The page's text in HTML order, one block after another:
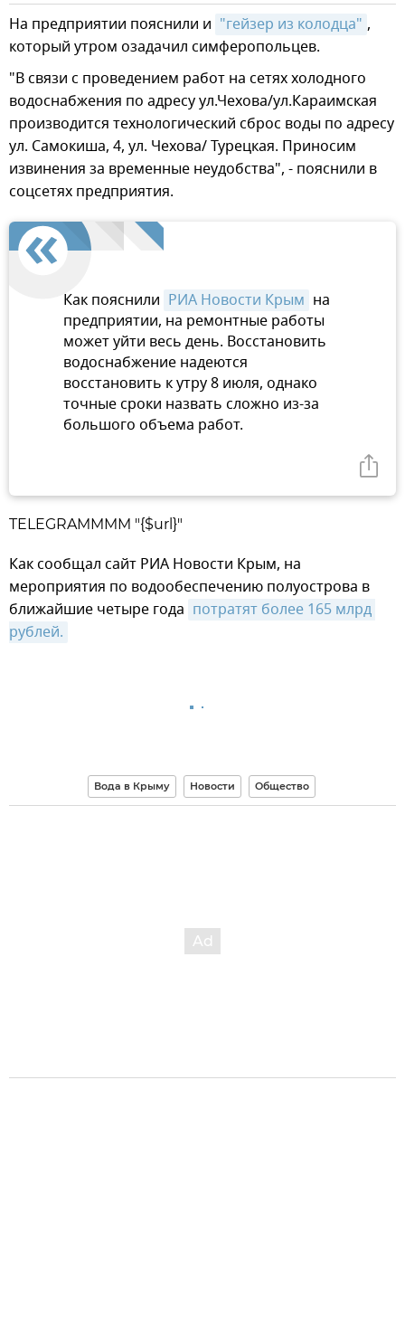
На предприятии пояснили и "гейзер из колодца" ,
который утром озадачил симферопольцев.
"В связи с проведением работ на сетях холодного
водоснабжения по адресу ул.Чехова/ул.Караимская
производится технологический сброс воды по адресу
ул. Самокиша, 4, ул. Чехова/ Турецкая. Приносим
извинения за временные неудобства", - пояснили в
соцсетях предприятия.
Как пояснили РИА Новости Крым на
предприятии, на ремонтные работы
может уйти весь день. Восстановить
водоснабжение надеются
восстановить к утру 8 июля, однако
точные сроки назвать сложно из-за
большого объема работ.
TELEGRAMMMM "{$url}"
Как сообщал сайт РИА Новости Крым, на
мероприятия по водообеспечению полуострова в
ближайшие четыре года потратят более 165 млрд
рублей.
Вода в Крыму Новости Общество